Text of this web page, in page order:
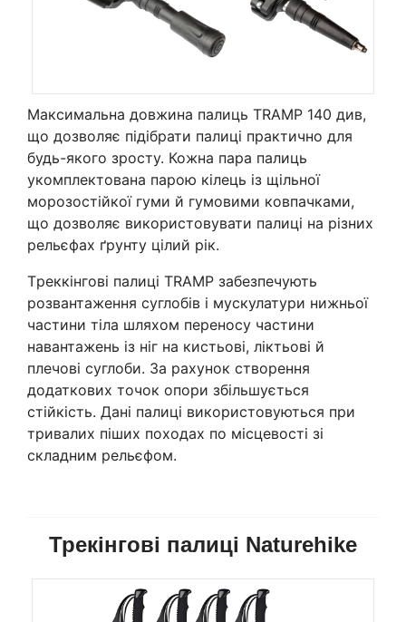
Максимальна довжина палиць TRAMP 140 див,
що дозволяє підібрати палиці практично для
будь-якого зросту. Кожна пара палиць
укомплектована парою кілець із щільної
морозостійкої гуми й гумовими ковпачками,
що дозволяє використовувати палиці на різних
рельєфах ґрунту цілий рік.
Tреккінгові палиці TRAMP забезпечують
розвантаження суглобів і мускулатури нижньої
частини тіла шляхом переносу частини
навантажень із ніг на кистьові, ліктьові й
плечові суглоби. За рахунок створення
додаткових точок опори збільшується
стійкість. Дані палиці використовуються при
тривалих піших походах по місцевості зі
складним рельєфом.
Трекінгові палиці Naturehike